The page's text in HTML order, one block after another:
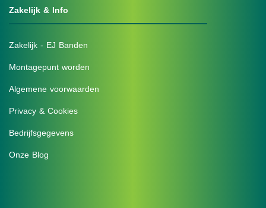
Zakelijk & Info
Zakelijk - EJ Banden
Montagepunt worden
Algemene voorwaarden
Privacy & Cookies
Bedrijfsgegevens
Onze Blog